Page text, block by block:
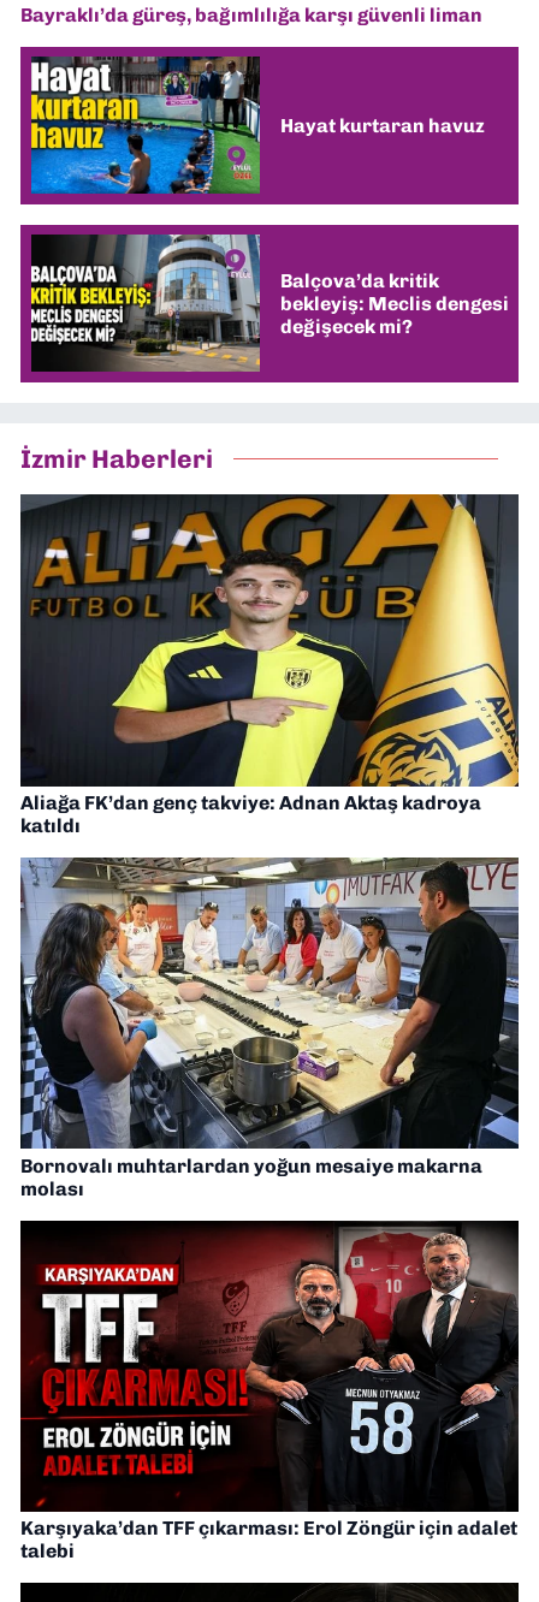
Bayraklı’da güreş, bağımlılığa karşı güvenli liman
Hayat kurtaran havuz
Balçova’da kritik
bekleyiş: Meclis dengesi
değişecek mi?
İzmir Haberleri
Aliağa FK’dan genç takviye: Adnan Aktaş kadroya
katıldı
Bornovalı muhtarlardan yoğun mesaiye makarna
molası
Karşıyaka’dan TFF çıkarması: Erol Zöngür için adalet
talebi